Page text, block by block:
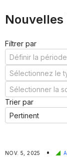
Nouvelles
Filtrer par
Trier par
NOV. 5, 2025 •